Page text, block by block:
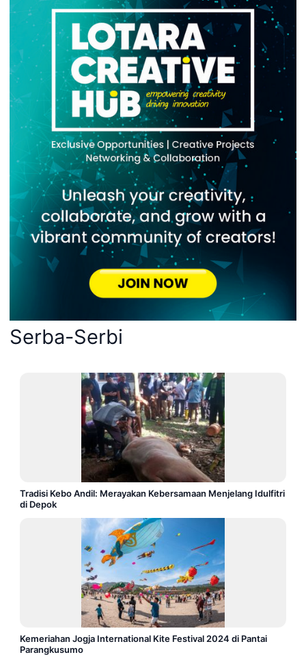
Serba-Serbi
Tradisi Kebo Andil: Merayakan Kebersamaan Menjelang Idulfitri
di Depok
Kemeriahan Jogja International Kite Festival 2024 di Pantai
Parangkusumo